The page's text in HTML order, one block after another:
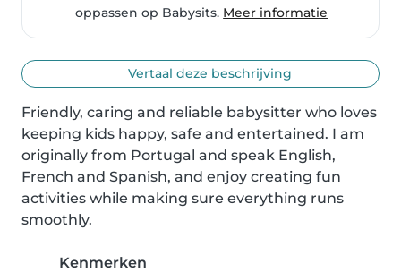
oppassen op Babysits. Meer informatie
Vertaal deze beschrijving
Friendly, caring and reliable babysitter who loves
keeping kids happy, safe and entertained. I am
originally from Portugal and speak English,
French and Spanish, and enjoy creating fun
activities while making sure everything runs
smoothly.
Kenmerken